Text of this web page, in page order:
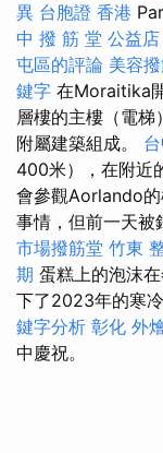
異 台胞證 香港
中 撥 筋 堂 公益
屯區的評論 美容
鍵字 在Moraitika
層樓的主樓（電梯
附屬建築組成。
400米），在附近
會參觀Aorlando
事情，但前一天被
市場撥筋堂 竹東
期 蛋糕上的泡沫
下了2023年的寒
鍵字分析 彰化 外
中慶祝。